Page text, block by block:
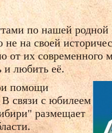
по нашей родной
на своей
от их современного
и любить её.
помощи
В связи с юбилеем
размещает